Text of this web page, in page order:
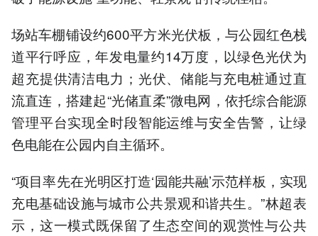
场站车棚铺设约600平方米光伏板，与公园红色栈
道平行呼应，年发电量约14万度，以绿色光伏为
超充提供清洁电力；光伏、储能与充电桩通过直
流直连，搭建起“光储直柔”微电网，依托综合能源
管理平台实现全时段智能运维与安全告警，让绿
色电能在公园内自主循环。
“项目率先在光明区打造‘园能共融’示范样板，实现
充电基础设施与城市公共景观和谐共生。”林超表
示，这一模式既保留了生态空间的观赏性与公共